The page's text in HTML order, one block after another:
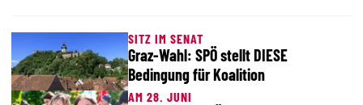
SITZ IM SENAT
Graz-Wahl: SPÖ stellt DIESE
Bedingung für Koalition
AM 28. JUNI